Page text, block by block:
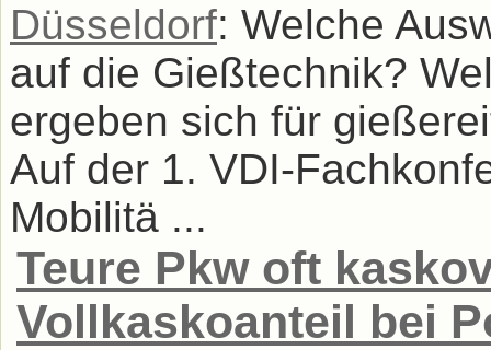
Düsseldorf: Welche
auf die Gießtechnik?
ergeben sich für
Auf der 1. VDI-
Mobilitä ...
Teure Pkw oft
Vollkaskoanteil bei